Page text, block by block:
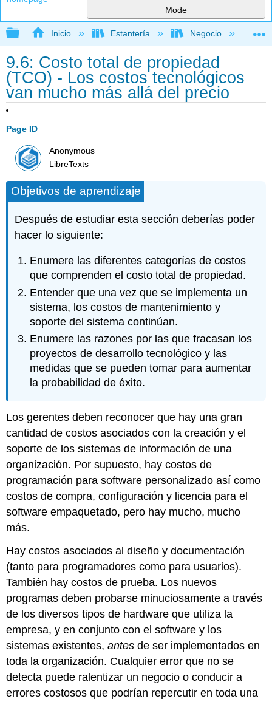
Mode
Expandir/contraer jerarquía global
Inicio Estantería Negocio
9.6: Costo total de propiedad
(TCO) - Los costos tecnológicos
van mucho más allá del precio
Page ID
Anonymous
LibreTexts
Objetivos de aprendizaje
Después de estudiar esta sección deberías poder
hacer lo siguiente:
Enumere las diferentes categorías de costos
que comprenden el costo total de propiedad.
Entender que una vez que se implementa un
sistema, los costos de mantenimiento y
soporte del sistema continúan.
Enumere las razones por las que fracasan los
proyectos de desarrollo tecnológico y las
medidas que se pueden tomar para aumentar
la probabilidad de éxito.
Los gerentes deben reconocer que hay una gran
cantidad de costos asociados con la creación y el
soporte de los sistemas de información de una
organización. Por supuesto, hay costos de
programación para software personalizado así como
costos de compra, configuración y licencia para el
software empaquetado, pero hay mucho, mucho
más.
Hay costos asociados al diseño y documentación
(tanto para programadores como para usuarios).
También hay costos de prueba. Los nuevos
programas deben probarse minuciosamente a través
de los diversos tipos de hardware que utiliza la
empresa, y en conjunto con el software y los
sistemas existentes,antes de ser implementados en
toda la organización. Cualquier error que no se
detecta puede ralentizar un negocio o conducir a
errores costosos que podrían repercutir en toda una